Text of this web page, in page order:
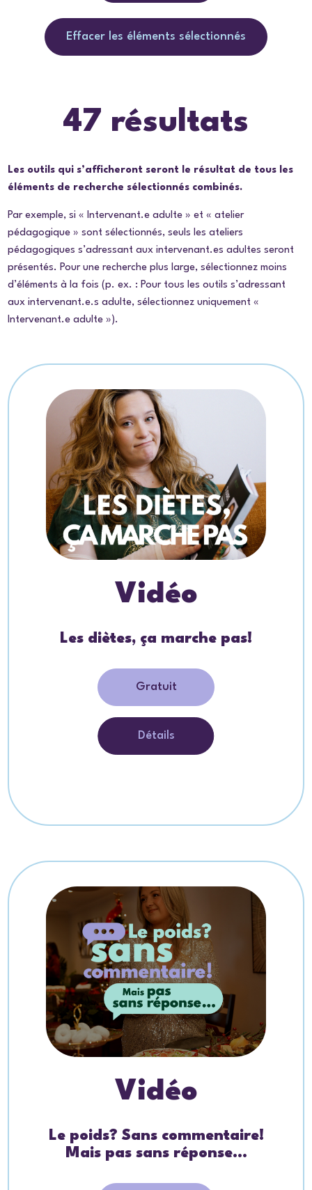
Effacer les éléments sélectionnés
47 résultats
Les outils qui s’afficheront seront le résultat de tous les
éléments de recherche sélectionnés combinés.
Par exemple, si « Intervenant.e adulte » et « atelier
pédagogique » sont sélectionnés, seuls les ateliers
pédagogiques s’adressant aux intervenant.es adultes seront
présentés. Pour une recherche plus large, sélectionnez moins
d’éléments à la fois (p. ex. : Pour tous les outils s’adressant
aux intervenant.e.s adulte, sélectionnez uniquement «
Intervenant.e adulte »).
Vidéo
Les diètes, ça marche pas!
Gratuit
Détails
Vidéo
Le poids? Sans commentaire!
Mais pas sans réponse…